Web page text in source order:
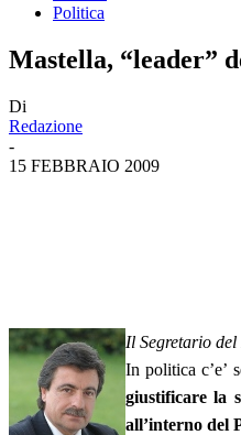
Politica
Mastella, “leader”
Di
Redazione
-
15 FEBBRAIO 2009
Il Segretario
In politica c’e’
giustificare la
all’interno del